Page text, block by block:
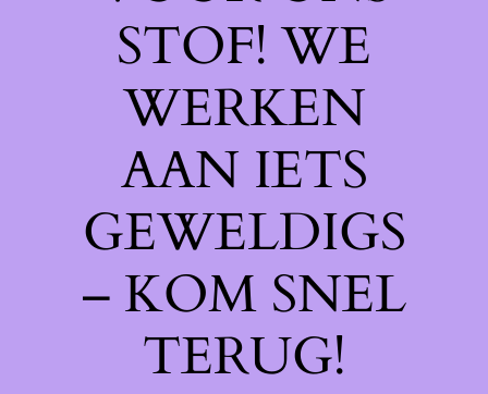
STOF! WE
WERKEN
AAN IETS
GEWELDIGS
– KOM SNEL
TERUG!